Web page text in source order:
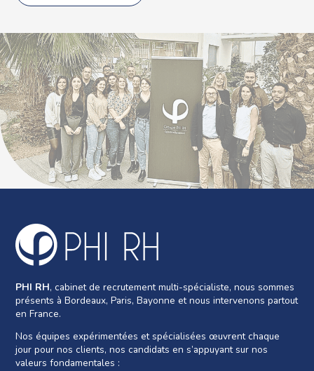
PHI RH, cabinet de recrutement multi-spécialiste, nous sommes
présents à Bordeaux, Paris, Bayonne et nous intervenons partout
en France.
Nos équipes expérimentées et spécialisées œuvrent chaque
jour pour nos clients, nos candidats en s’appuyant sur nos
valeurs fondamentales :